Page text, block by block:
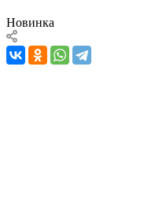
Новинка